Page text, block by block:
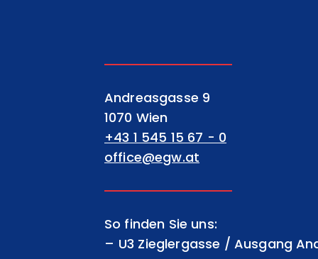
EGW Erste gemeinnützige
Andreasgasse 9
1070 Wien
+43 1 545 15 67 - 0
office@egw.at
So finden Sie uns:
U3 Zieglergasse / Ausgang